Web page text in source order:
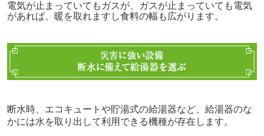
電気が止まっていてもガスが、ガスが止まっていても電気
があれば、暖を取れますし食料の幅も広がります。
断水時、エコキュートや貯湯式の給湯器など、給湯器のな
かには水を取り出して利用できる機種が存在します。